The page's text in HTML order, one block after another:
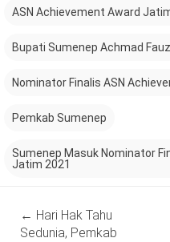
ASN Achievement Award
Bupati Sumenep Achmad
Nominator Finalis ASN
Pemkab Sumenep
Sumenep Masuk Nominator
Jatim 2021
navigation
← Hari Hak Tahu
Sedunia, Pemkab